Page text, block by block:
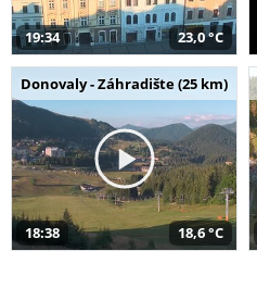
19:34 23,0 °C
Donovaly - Záhradište (25 km)
18:38 18,6 °C